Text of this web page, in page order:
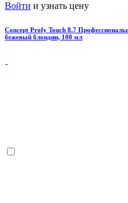
Войти и узнать цену
Concept Profy Touch 8.7
бежевый блондин, 100 мл